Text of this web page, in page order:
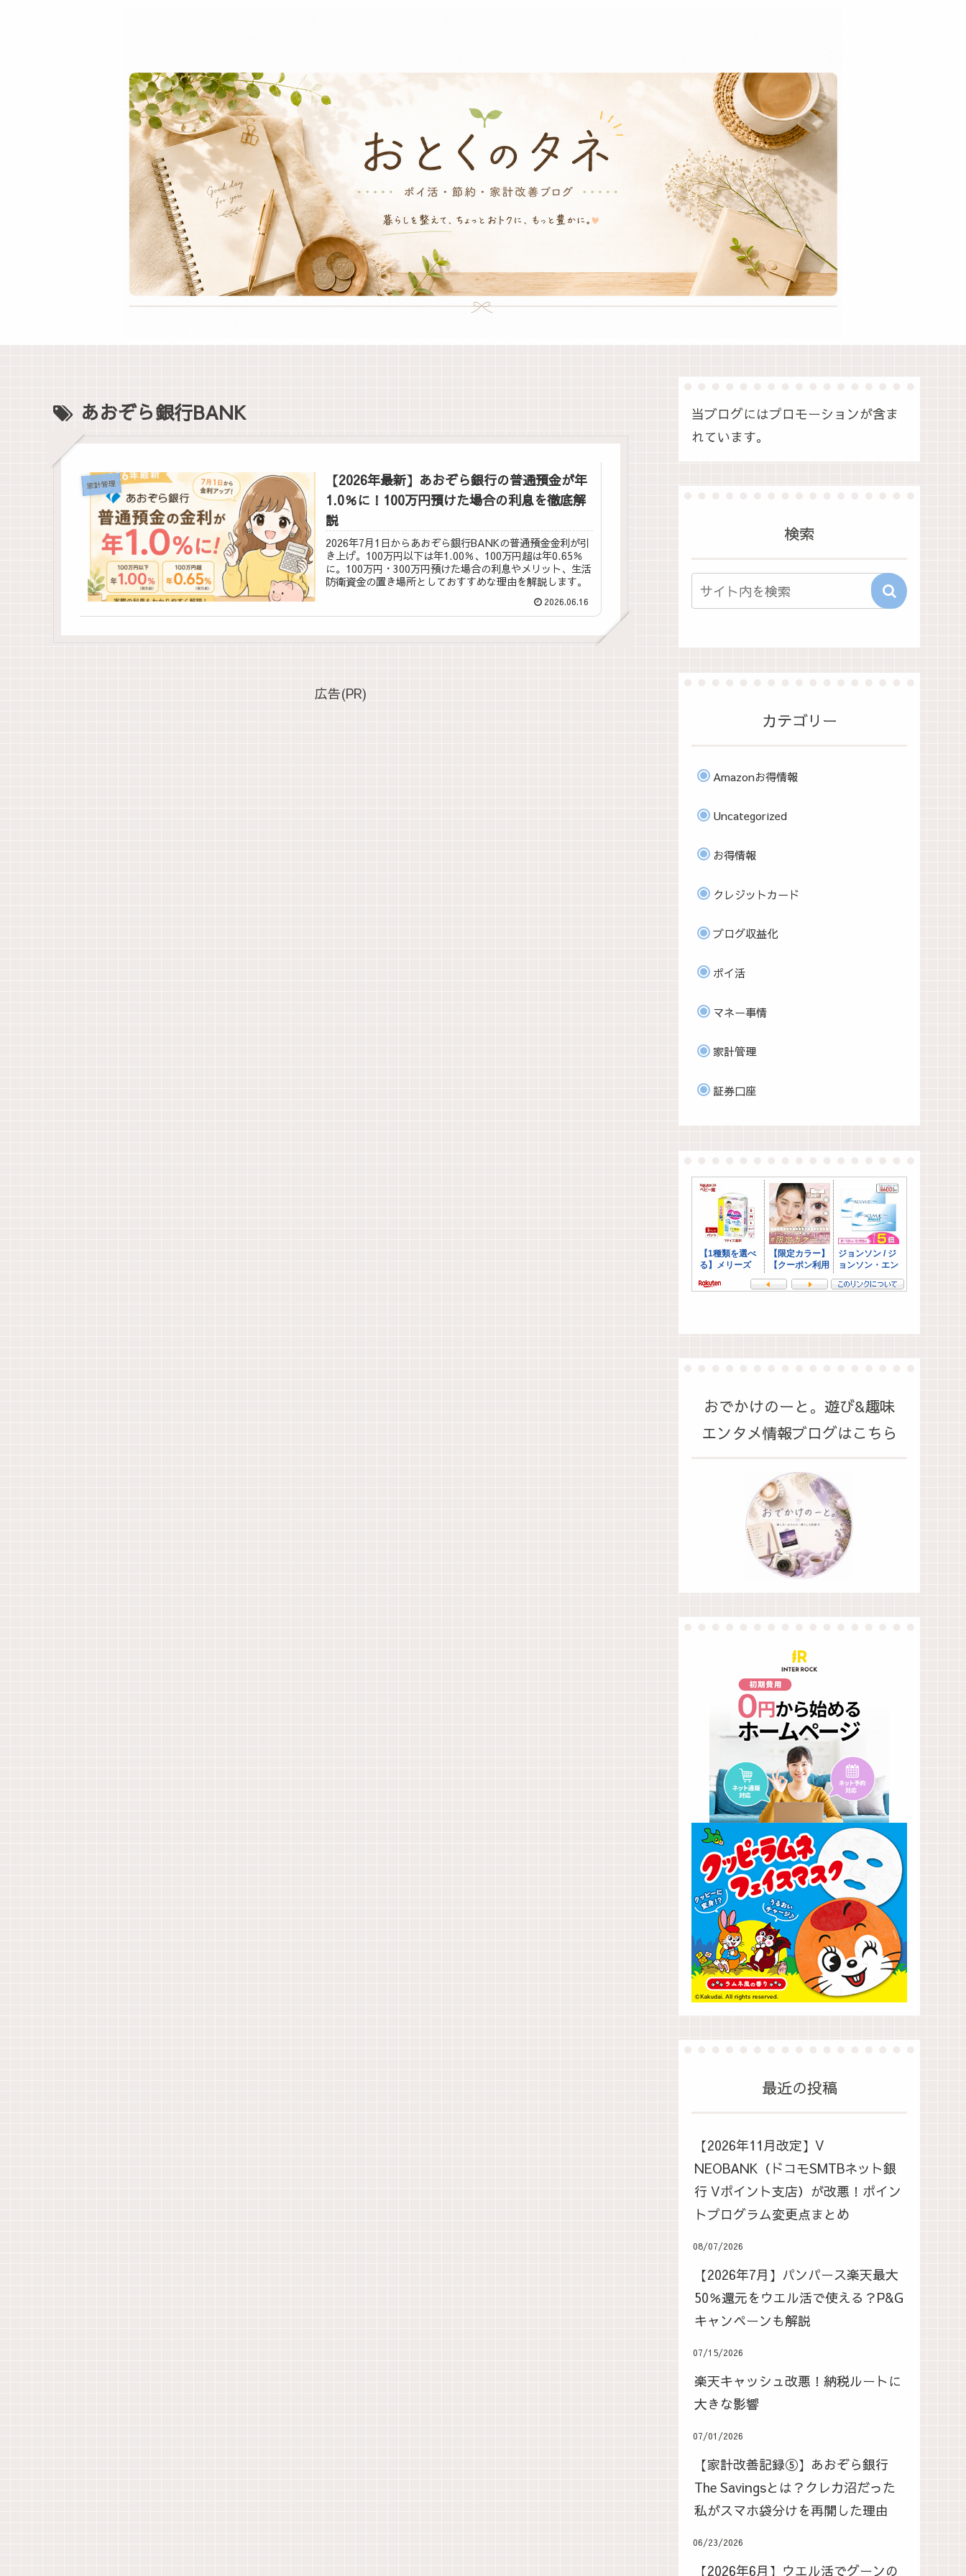
あおぞら銀行BANK
家計管理
【2026年最新】あおぞら銀行の普通預金が年
1.0％に！100万円預けた場合の利息を徹底解
説
2026年7月1日からあおぞら銀行BANKの普通預金金利が引
き上げ。100万円以下は年1.00％、100万円超は年0.65％
に。100万円・300万円預けた場合の利息やメリット、生活
防衛資金の置き場所としておすすめな理由を解説します。
2026.06.16
広告(PR)
当ブログにはプロモーションが含ま
れています。
検索
カテゴリー
Amazonお得情報
Uncategorized
お得情報
クレジットカード
ブログ収益化
ポイ活
マネー事情
家計管理
証券口座
おでかけのーと。遊び&趣味
エンタメ情報ブログはこちら
最近の投稿
【2026年11月改定】V
NEOBANK（ドコモSMTBネット銀
行 Vポイント支店）が改悪！ポイン
トプログラム変更点まとめ
08/07/2026
【2026年7月】パンパース楽天最大
50％還元をウエル活で使える？P&G
キャンペーンも解説
07/15/2026
楽天キャッシュ改悪！納税ルートに
大きな影響
07/01/2026
【家計改善記録⑤】あおぞら銀行
The Savingsとは？クレカ沼だった
私がスマホ袋分けを再開した理由
06/23/2026
【2026年6月】ウエル活でグーンの